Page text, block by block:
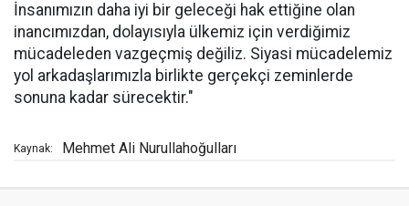
İnsanımızın daha iyi bir geleceği hak ettiğine olan
inancımızdan, dolayısıyla ülkemiz için verdiğimiz
mücadeleden vazgeçmiş değiliz. Siyasi mücadelemiz
yol arkadaşlarımızla birlikte gerçekçi zeminlerde
sonuna kadar sürecektir."
Kaynak: Mehmet Ali Nurullahoğulları